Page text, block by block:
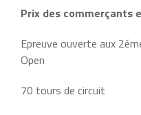
Prix des commerçants
Epreuve ouverte aux
Open
70 tours de circuit